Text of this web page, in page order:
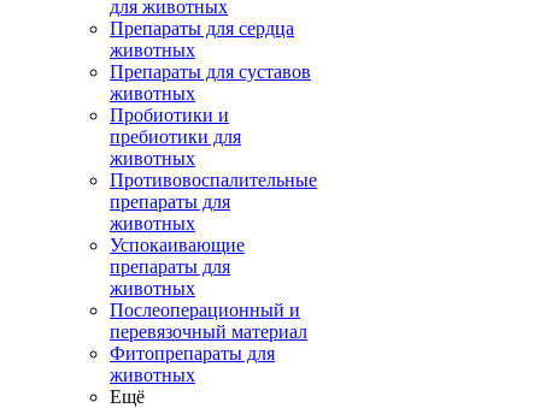
для животных
Препараты для сердца
животных
Препараты для суставов
животных
Пробиотики и
пребиотики для
животных
Противовоспалительные
препараты для
животных
Успокаивающие
препараты для
животных
Послеоперационный и
перевязочный материал
Фитопрепараты для
животных
Ещё